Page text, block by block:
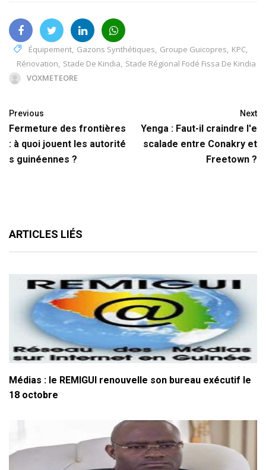
Équipement Gazons Synthétiques Groupe Guicopres KPC
Rénovation Stade De Kindia Stade Régional Fodé Fissa De Kindia
VOXMETEORE
Previous
Fermeture des frontières
: à quoi jouent les autorité
s guinéennes ?
Next
Yenga : Faut-il craindre l'e
scalade entre Conakry et
Freetown ?
ARTICLES LIÉS
Médias : le REMIGUI renouvelle son bureau exécutif le
18 octobre